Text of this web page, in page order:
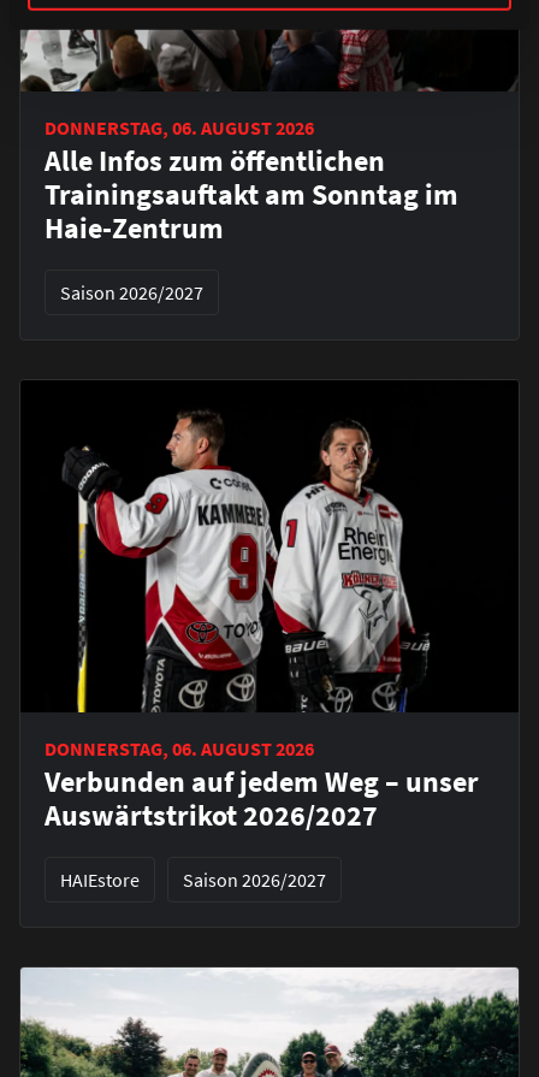
DONNERSTAG, 06. AUGUST 2026
Alle Infos zum öffentlichen
Trainingsauftakt am Sonntag im
Haie-Zentrum
Saison 2026/2027
DONNERSTAG, 06. AUGUST 2026
Verbunden auf jedem Weg – unser
Auswärtstrikot 2026/2027
HAIEstore Saison 2026/2027